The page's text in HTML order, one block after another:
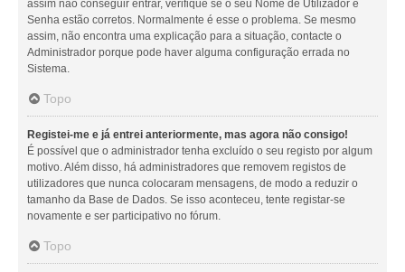
assim não conseguir entrar, verifique se o seu Nome de Utilizador e
Senha estão corretos. Normalmente é esse o problema. Se mesmo
assim, não encontra uma explicação para a situação, contacte o
Administrador porque pode haver alguma configuração errada no
Sistema.
Topo
Registei-me e já entrei anteriormente, mas agora não consigo!
É possível que o administrador tenha excluído o seu registo por algum
motivo. Além disso, há administradores que removem registos de
utilizadores que nunca colocaram mensagens, de modo a reduzir o
tamanho da Base de Dados. Se isso aconteceu, tente registar-se
novamente e ser participativo no fórum.
Topo